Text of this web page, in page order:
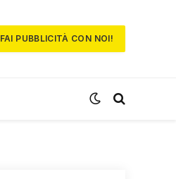
FAI PUBBLICITÀ CON NOI!